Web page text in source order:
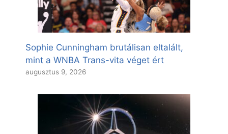
Sophie Cunningham brutálisan eltalált,
mint a WNBA Trans-vita véget ért
augusztus 9, 2026